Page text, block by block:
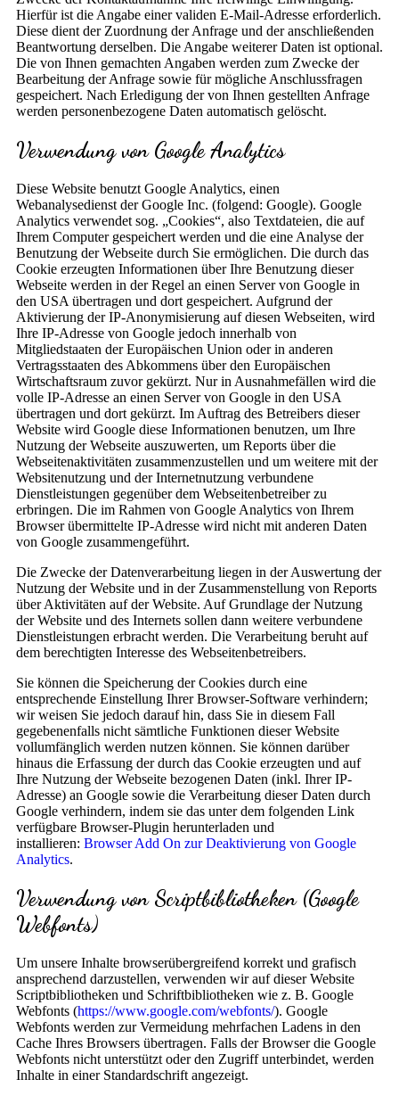
Hierfür ist die Angabe einer validen E-Mail-Adresse erforderlich.
Diese dient der Zuordnung der Anfrage und der anschließenden
Beantwortung derselben. Die Angabe weiterer Daten ist optional.
Die von Ihnen gemachten Angaben werden zum Zwecke der
Bearbeitung der Anfrage sowie für mögliche Anschlussfragen
gespeichert. Nach Erledigung der von Ihnen gestellten Anfrage
werden personenbezogene Daten automatisch gelöscht.
Verwendung von Google Analytics
Diese Website benutzt Google Analytics, einen
Webanalysedienst der Google Inc. (folgend: Google). Google
Analytics verwendet sog. „Cookies“, also Textdateien, die auf
Ihrem Computer gespeichert werden und die eine Analyse der
Benutzung der Webseite durch Sie ermöglichen. Die durch das
Cookie erzeugten Informationen über Ihre Benutzung dieser
Webseite werden in der Regel an einen Server von Google in
den USA übertragen und dort gespeichert. Aufgrund der
Aktivierung der IP-Anonymisierung auf diesen Webseiten, wird
Ihre IP-Adresse von Google jedoch innerhalb von
Mitgliedstaaten der Europäischen Union oder in anderen
Vertragsstaaten des Abkommens über den Europäischen
Wirtschaftsraum zuvor gekürzt. Nur in Ausnahmefällen wird die
volle IP-Adresse an einen Server von Google in den USA
übertragen und dort gekürzt. Im Auftrag des Betreibers dieser
Website wird Google diese Informationen benutzen, um Ihre
Nutzung der Webseite auszuwerten, um Reports über die
Webseitenaktivitäten zusammenzustellen und um weitere mit der
Websitenutzung und der Internetnutzung verbundene
Dienstleistungen gegenüber dem Webseitenbetreiber zu
erbringen. Die im Rahmen von Google Analytics von Ihrem
Browser übermittelte IP-Adresse wird nicht mit anderen Daten
von Google zusammengeführt.
Die Zwecke der Datenverarbeitung liegen in der Auswertung der
Nutzung der Website und in der Zusammenstellung von Reports
über Aktivitäten auf der Website. Auf Grundlage der Nutzung
der Website und des Internets sollen dann weitere verbundene
Dienstleistungen erbracht werden. Die Verarbeitung beruht auf
dem berechtigten Interesse des Webseitenbetreibers.
Sie können die Speicherung der Cookies durch eine
entsprechende Einstellung Ihrer Browser-Software verhindern;
wir weisen Sie jedoch darauf hin, dass Sie in diesem Fall
gegebenenfalls nicht sämtliche Funktionen dieser Website
vollumfänglich werden nutzen können. Sie können darüber
hinaus die Erfassung der durch das Cookie erzeugten und auf
Ihre Nutzung der Webseite bezogenen Daten (inkl. Ihrer IP-
Adresse) an Google sowie die Verarbeitung dieser Daten durch
Google verhindern, indem sie das unter dem folgenden Link
verfügbare Browser-Plugin herunterladen und
installieren: Browser Add On zur Deaktivierung von Google
Analytics.
Verwendung von Scriptbibliotheken (Google
Webfonts)
Um unsere Inhalte browserübergreifend korrekt und grafisch
ansprechend darzustellen, verwenden wir auf dieser Website
Scriptbibliotheken und Schriftbibliotheken wie z. B. Google
Webfonts (https://www.google.com/webfonts/). Google
Webfonts werden zur Vermeidung mehrfachen Ladens in den
Cache Ihres Browsers übertragen. Falls der Browser die Google
Webfonts nicht unterstützt oder den Zugriff unterbindet, werden
Inhalte in einer Standardschrift angezeigt.